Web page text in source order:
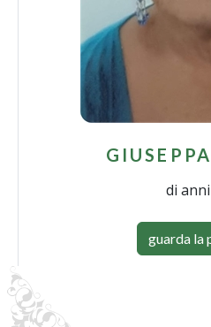
di anni
guarda la